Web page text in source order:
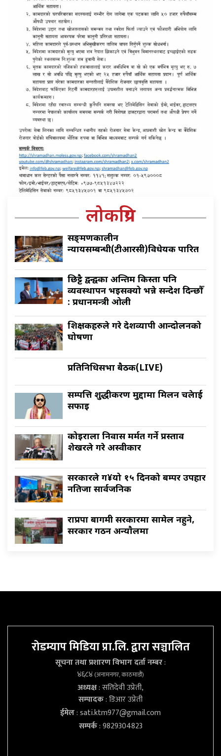
लोकप्रिय
सङ्क्रमणकालीन
न्यायसम्बन्धी(टीआरसी)विधेयक पारित
छिट्टै द्वन्द्वका अन्तिम किस्ता पनि
व्यवस्थापन भइसक्यो भन्ने सन्देश दिन्छौँ
: प्रधानमन्त्री ओली
शिक्षकहरुले गरे देशव्यापी आन्दोलनको
घोषणा
प्रतिनिधिसभा बैठक(LIVE)
सम्पत्ति शुद्धीकरण मुद्दामा मिलन चक्रेलाई
सफाइ
कोइराला निवास मर्मत गर्ने प्रस्ताव
शेखरले गरे अस्वीकार
सरकारले ग¥यो १५ दिनको बम्पर उपहार
नतिजा सार्वजनिक
राप्रपा बागमी सरकारमा सामेल नहुने,
सरकार गठन अन्याैलमा
रोडम्याप मिडिया प्रा.लि. द्वारा सञ्चालित
सूचना तथा प्रशारण विभाग दर्ता नम्बर:
४६८४(अनामनगर, काठमाडौं)
अध्यक्ष: सतिदेवी उप्रेती,
सम्पादक: डिआर उप्रेती
ईमेल:sati.ktm977@gmail.com
सम्पर्क: 9829304823